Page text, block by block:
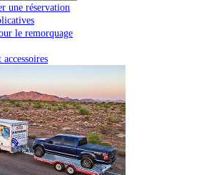
une réservation
le remorquage
accessoires